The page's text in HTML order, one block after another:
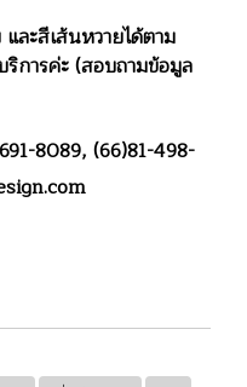
ละสีเส้นหวายได้ตาม
การค่ะ (สอบถามข้อมูล
8089, (66)81-498-